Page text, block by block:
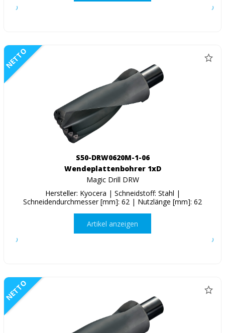
NETTO
S50-DRW0620M-1-06
Wendeplattenbohrer 1xD
Magic Drill DRW
Hersteller: Kyocera | Schneidstoff: Stahl |
Schneidendurchmesser [mm]: 62 | Nutzlänge [mm]: 62
Artikel anzeigen
NETTO